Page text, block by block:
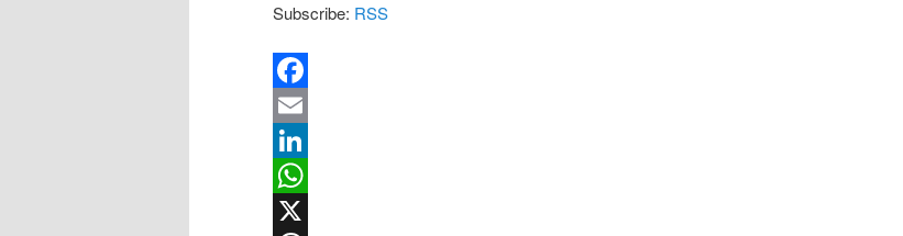
Subscribe: RSS
Facebook
Email
LinkedIn
WhatsApp